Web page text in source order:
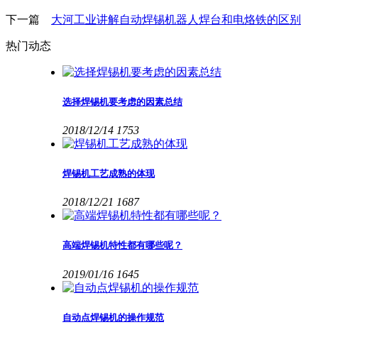
下一篇 大河工业讲解自动焊锡机器人焊台和电烙铁的区别
热门动态
选择焊锡机要考虑的因素总结
2018/12/14 1753
焊锡机工艺成熟的体现
2018/12/21 1687
高端焊锡机特性都有哪些呢？
2019/01/16 1645
自动点焊锡机的操作规范